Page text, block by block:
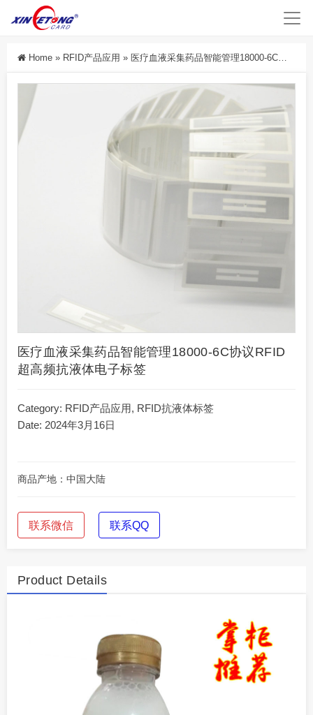
Home » RFID产品应用 » 医疗血液采集药品智能管理18000-6C协议RFID超高频抗液体电子标签
医疗血液采集药品智能管理18000-6C协议RFID
超高频抗液体电子标签
Category: RFID产品应用, RFID抗液体标签
Date: 2024年3月16日
商品产地：中国大陆
联系微信 联系QQ
Product Details